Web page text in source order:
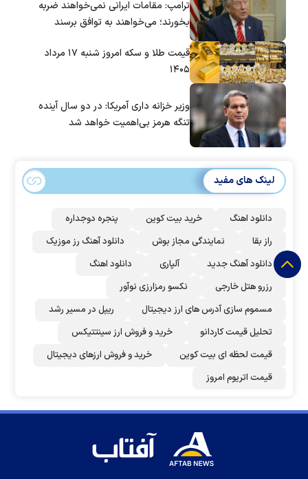
ترامپ: مقامات ایرانی نمی‌خواهند ضربه
بخورند؛ می‌خواهند به توافق برسند
قیمت طلا و سکه امروز شنبه ۱۷ مرداد
۱۴۰۵
وزیر خزانه داری آمریکا: در دو سال آینده
تنگه هرمز بی‌اهمیت خواهد شد
لینک های مفید
دانلود اهنگ خرید بیت کوین
پنجره دوجداره
راز بقا
نمایندگی مجاز بوش
دانلود آهنگ رز‌ موزیک
دانلود آهنگ جدید
آلپاری
دانلود اهنگ
رزرو هتل خارجی
نکسو رمزارزی نوآور
مسموم سازی آدرس های ارز دیجیتال
ریپل در مسیر رشد
تحلیل قیمت کاردانو
خرید و فروش ارز سینتتیکس
قیمت لحظه ای بیت کوین
خرید و فروش ارزهای دیجیتال
قیمت اتریوم امروز